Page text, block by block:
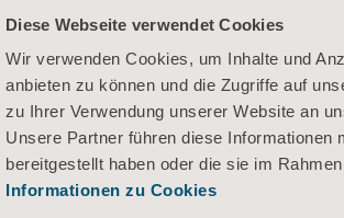
Diese Webseite verwendet Cookies
Wir verwenden Cookies, um Inhalte und
anbieten zu können und die Zugriffe auf
zu Ihrer Verwendung unserer Website an
Unsere Partner führen diese
bereitgestellt haben oder die sie im
Informationen zu Cookies
zu fördern. Wir
im Umgang mit
Fachpersonal.
klinische Ergebnisse
ist.
Über uns
uns
Webrichtlinien
Informationen zu Cookies